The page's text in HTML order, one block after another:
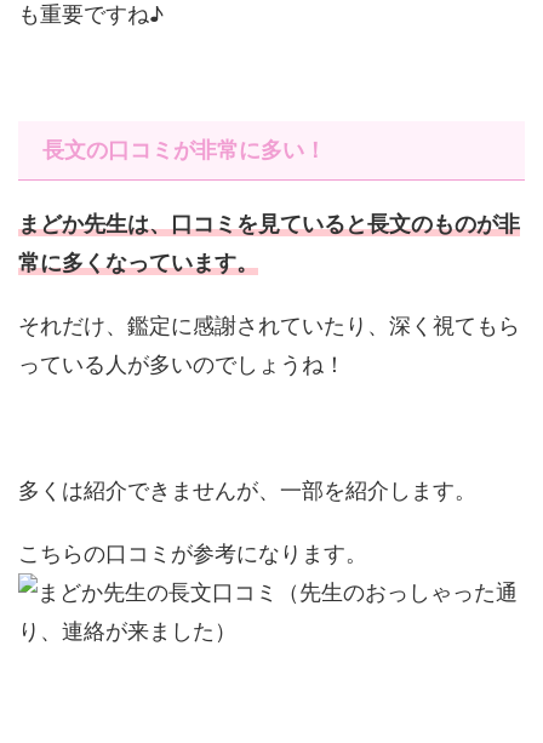
も重要ですね♪
長文の口コミが非常に多い！
まどか先生は、口コミを見ていると長文のものが非
常に多くなっています。
それだけ、鑑定に感謝されていたり、深く視てもら
っている人が多いのでしょうね！
多くは紹介できませんが、一部を紹介します。
こちらの口コミが参考になります。